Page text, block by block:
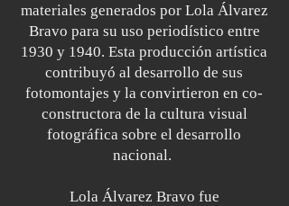
materiales generados por Lola Álvarez
Bravo para su uso periodístico entre
1930 y 1940. Esta producción artística
contribuyó al desarrollo de sus
fotomontajes y la convirtieron en co-
constructora de la cultura visual
fotográfica sobre el desarrollo
nacional.
Lola Álvarez Bravo fue